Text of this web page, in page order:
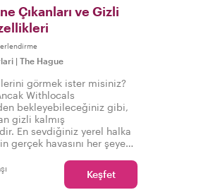
Çıkanları ve Gizli
| The Hague
görmek ister misiniz?
Withlocals
bekleyebileceğiniz gibi,
gizli kalmış
En sevdiğiniz yerel halka
gerçek havasını her şeye
Gerçek Lahey'i
Keşfet